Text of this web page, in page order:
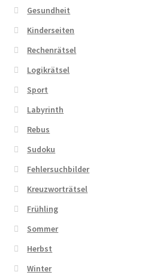
Gesundheit
Kinderseiten
Rechenrätsel
Logikrätsel
Sport
Labyrinth
Rebus
Sudoku
Fehlersuchbilder
Kreuzworträtsel
Frühling
Sommer
Herbst
Winter